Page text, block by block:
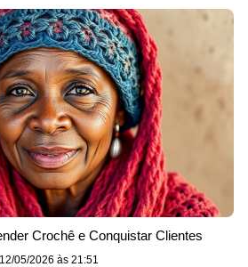
Crochê e Conquistar Clientes
12/05/2026 às 21:51